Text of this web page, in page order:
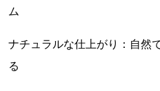
ム
ナチュラルな仕上がり：自然
る